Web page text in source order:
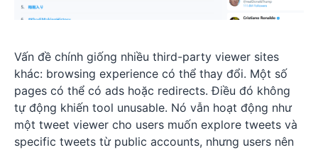
Vấn đề chính giống nhiều third-party viewer sites
khác: browsing experience có thể thay đổi. Một số
pages có thể có ads hoặc redirects. Điều đó không
tự động khiến tool unusable. Nó vẫn hoạt động như
một tweet viewer cho users muốn explore tweets và
specific tweets từ public accounts, nhưng users nên